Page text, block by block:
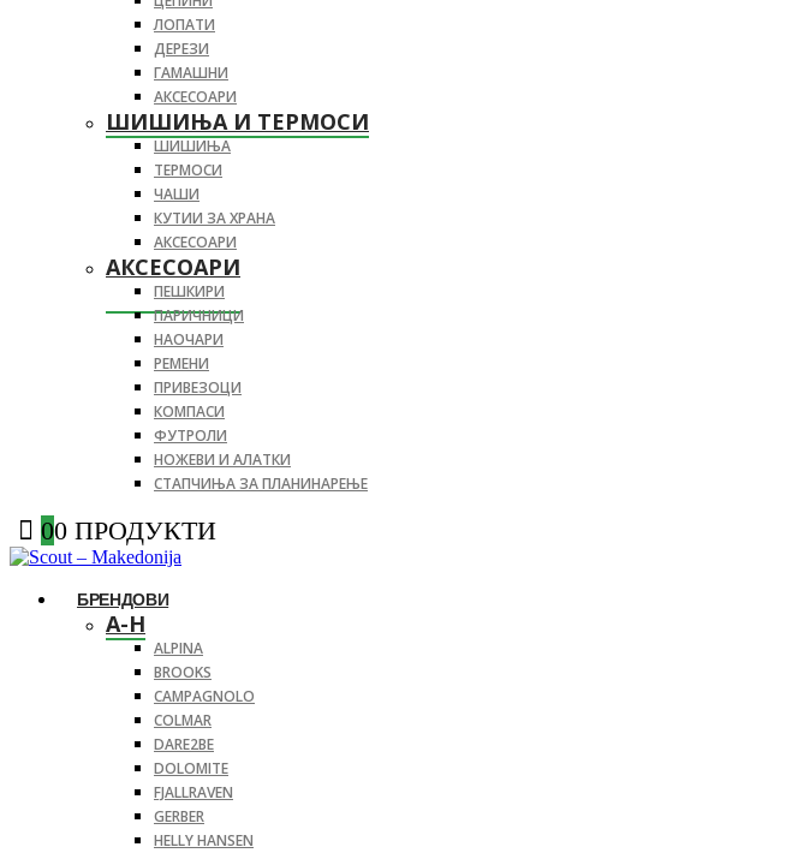
ЛОПАТИ
ДЕРЕЗИ
ГАМАШНИ
АКСЕСОАРИ
ШИШИЊА И ТЕРМОСИ
ШИШИЊА
ТЕРМОСИ
ЧАШИ
КУТИИ ЗА ХРАНА
АКСЕСОАРИ
АКСЕСОАРИ
ПЕШКИРИ
ПАРИЧНИЦИ
НАОЧАРИ
РЕМЕНИ
ПРИВЕЗОЦИ
КОМПАСИ
ФУТРОЛИ
НОЖЕВИ И АЛАТКИ
СТАПЧИЊА ЗА ПЛАНИНАРЕЊЕ
00 ПРОДУКТИ
БРЕНДОВИ
A-H
ALPINA
BROOKS
CAMPAGNOLO
COLMAR
DARE2BE
DOLOMITE
FJALLRAVEN
GERBER
HELLY HANSEN